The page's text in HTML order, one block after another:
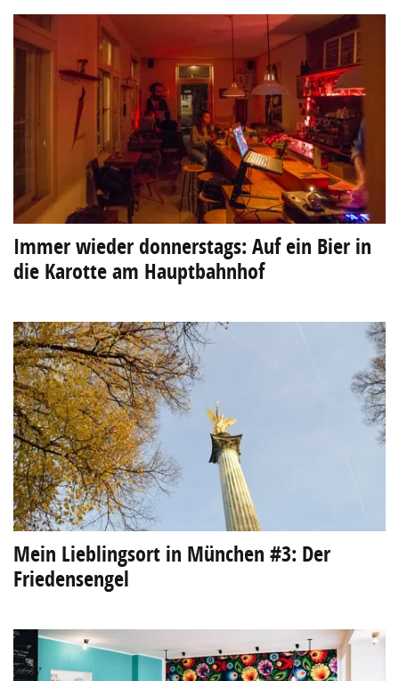
Immer wieder donnerstags: Auf ein Bier in
die Karotte am Hauptbahnhof
Mein Lieblingsort in München #3: Der
Friedensengel